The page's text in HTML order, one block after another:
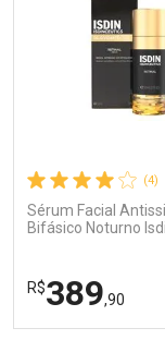
Ativar Desconto
Comprar sem
Por R$ 31,35/cada
Comprar sem
Por R$ 31,35/cada
(4)
Sérum Facial
Bifásico Noturno
R$389,90